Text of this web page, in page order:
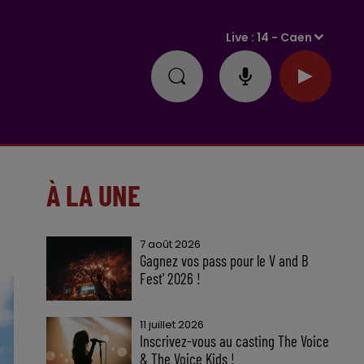
Live :14 - Caen
À LA UNE
7 août 2026
Gagnez vos pass pour le V and B
Fest' 2026 !
11 juillet 2026
Inscrivez-vous au casting The Voice
& The Voice Kids !